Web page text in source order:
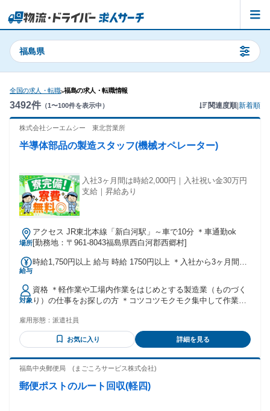
福島県
全国の求人・転職>福島の求人・転職情報
3492件 （1〜100件を表示中） 関連度順 新着順
株式会社シーエムシー 東北営業所
半導体部品の製造スタッフ(機械オペレーター)
入社3ヶ月間は時給2,000円｜入社祝い金30万円
支給｜昇給あり
場所
アクセス JR東北本線「新白河駅」～車で10分 ＊車通勤ok
[勤務地：〒961-8043福島県西白河郡西郷村]
給与
時給1,750円以上 給与 時給 1750円以上 ＊入社から3ヶ月間は
年後には時給1,750円⇒1,780円にUP♪ 交通費：交通費支給
対象
資格 ＊軽作業や工場内作業をはじめとする製造業（ものづく
り）の仕事をお探しの方 ＊コツコツモクモク集中して作業を
18歳以上(労働基準法61条の深夜業に従事するため)
雇用形態： 派遣社員
お気に入り 詳細を見る
福島中央郵便局 (まごころサービス株式会社)
郵便ポストのルート回収(軽四)